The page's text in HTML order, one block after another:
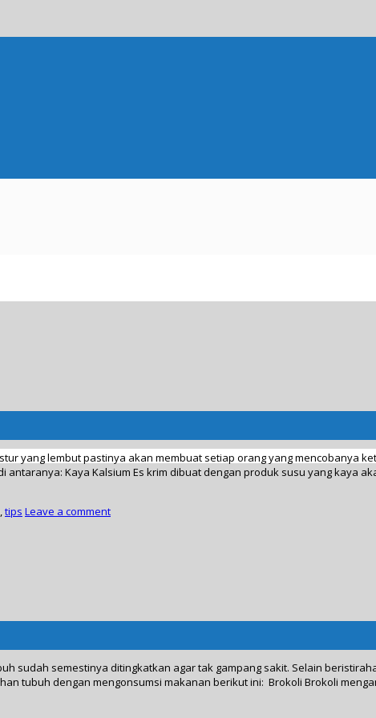
yang lembut pastinya akan membuat setiap orang yang mencobanya
Kaya Kalsium Es krim dibuat dengan produk susu yang kaya
,tips Leave a comment
sudah semestinya ditingkatkan agar tak gampang sakit. Selain
tubuh dengan mengonsumsi makanan berikut ini: Brokoli Brokoli